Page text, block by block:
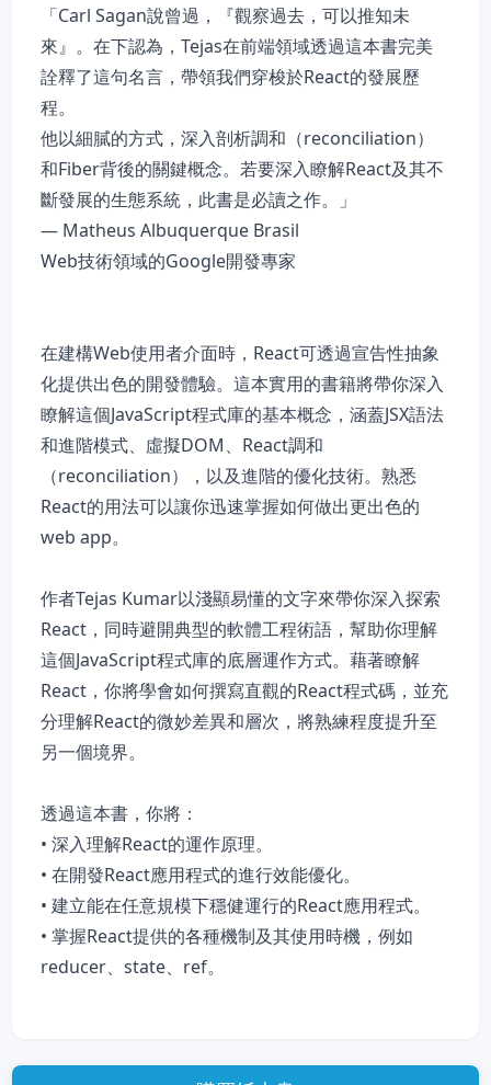
「Carl Sagan說曾過，『觀察過去，可以推知未
來』。在下認為，Tejas在前端領域透過這本書完美
詮釋了這句名言，帶領我們穿梭於React的發展歷
程。
他以細膩的方式，深入剖析調和（reconciliation）
和Fiber背後的關鍵概念。若要深入瞭解React及其不
斷發展的生態系統，此書是必讀之作。」
— Matheus Albuquerque Brasil
Web技術領域的Google開發專家
在建構Web使用者介面時，React可透過宣告性抽象
化提供出色的開發體驗。這本實用的書籍將帶你深入
瞭解這個JavaScript程式庫的基本概念，涵蓋JSX語法
和進階模式、虛擬DOM、React調和
（reconciliation），以及進階的優化技術。熟悉
React的用法可以讓你迅速掌握如何做出更出色的
web app。
作者Tejas Kumar以淺顯易懂的文字來帶你深入探索
React，同時避開典型的軟體工程術語，幫助你理解
這個JavaScript程式庫的底層運作方式。藉著瞭解
React，你將學會如何撰寫直觀的React程式碼，並充
分理解React的微妙差異和層次，將熟練程度提升至
另一個境界。
透過這本書，你將：
• 深入理解React的運作原理。
• 在開發React應用程式的進行效能優化。
• 建立能在任意規模下穩健運行的React應用程式。
• 掌握React提供的各種機制及其使用時機，例如
reducer、state、ref。